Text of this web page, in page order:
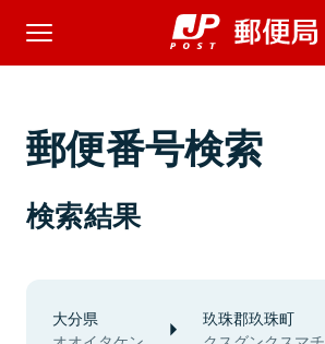
郵便番号検索
検索結果
大分県 玖珠郡玖珠町